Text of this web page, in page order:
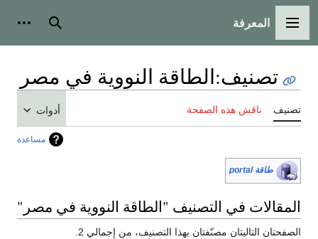
القائمة الرئيسية
المعرفة بحث
تصنيف:الطاقة النووية في مصر
تصنيف ناقش هذه الصفحة أدوات
مساعدة
طاقة portal
المقالات في التصنيف "الطاقة النووية في مصر"
الصفحتان التاليتان مصنّفتان بهذا التصنيف، من إجمالي 2.